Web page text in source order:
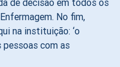
de decisão em todos os
No fim,
na instituição: ‘o
pessoas com as